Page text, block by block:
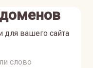
для вашего сайта